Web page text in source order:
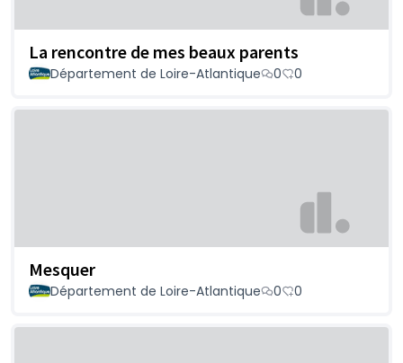
La rencontre de mes beaux parents
Département de Loire-Atlantique 0 0
Mesquer
Département de Loire-Atlantique 0 0